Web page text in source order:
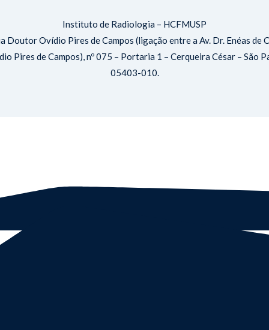
Instituto de Radiologia – HCFMUSP
Doutor Ovídio Pires de Campos (ligação entre a Av. Dr. Enéas de
Pires de Campos), nº 075 – Portaria 1 – Cerqueira César – São
05403-010.